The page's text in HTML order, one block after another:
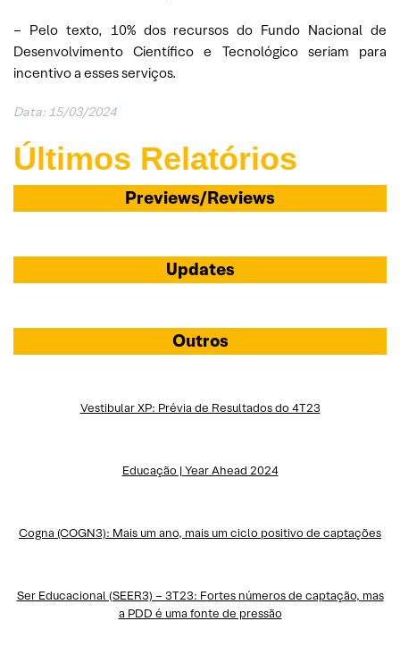
– Pelo texto, 10% dos recursos do Fundo Nacional de
Desenvolvimento Científico e Tecnológico seriam para
incentivo a esses serviços.
Data: 15/03/2024
Últimos Relatórios
Previews/Reviews
Updates
Outros
Vestibular XP: Prévia de Resultados do 4T23
Educação | Year Ahead 2024
Cogna (COGN3): Mais um ano, mais um ciclo positivo de captações
Ser Educacional (SEER3) – 3T23: Fortes números de captação, mas
a PDD é uma fonte de pressão